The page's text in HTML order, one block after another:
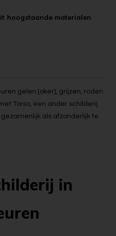
hoogstaande materialen
gelen [oker], grijzen, roden
Torso, een ander schilderij
als afzonderlijk te
in